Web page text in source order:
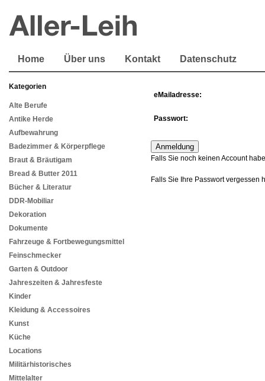
Home Über uns Kontakt Datenschutz
Kategorien
Alte Berufe
Antike Herde
Aufbewahrung
Badezimmer & Körperpflege
Braut & Bräutigam
Bread & Butter 2011
Bücher & Literatur
DDR-Mobiliar
Dekoration
Dokumente
Fahrzeuge & Fortbewegungsmittel
Feinschmecker
Garten & Outdoor
Jahreszeiten & Jahresfeste
Kinder
Kleidung & Accessoires
Kunst
Küche
Locations
Militärhistorisches
Mittelalter
eMailadresse:
Passwort:
Falls Sie noch keinen Account
Falls Sie Ihre Passwort vergessen